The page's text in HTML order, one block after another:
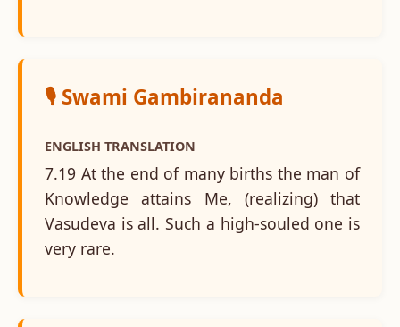
🎙️ Swami Gambirananda
ENGLISH TRANSLATION
7.19 At the end of many births the man of
Knowledge attains Me, (realizing) that
Vasudeva is all. Such a high-souled one is
very rare.